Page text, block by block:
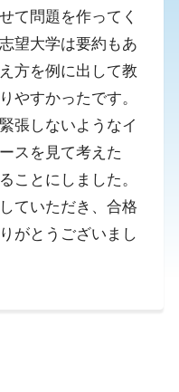
て問題を作ってく
望大学は要約もあ
方を例に出して教
やすかったです。
張しないようなイ
スを見て考えた
ことにしました。
ていただき、合格
がとうございまし